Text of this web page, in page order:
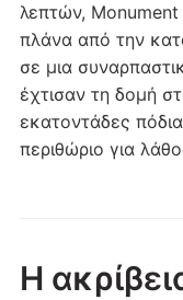
λεπτών, Monument
πλάνα από την
σε μια
έχτισαν τη δομή
εκατοντάδες
περιθώριο για
Η